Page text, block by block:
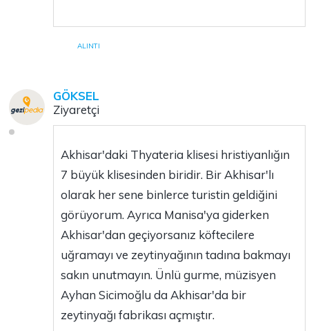
ALINTI
GÖKSEL
Ziyaretçi
Akhisar'daki Thyateria klisesi hristiyanlığın
7 büyük klisesinden biridir. Bir Akhisar'lı
olarak her sene binlerce turistin geldiğini
görüyorum. Ayrıca Manisa'ya giderken
Akhisar'dan geçiyorsanız köftecilere
uğramayı ve zeytinyağının tadına bakmayı
sakın unutmayın. Ünlü gurme, müzisyen
Ayhan Sicimoğlu da Akhisar'da bir
zeytinyağı fabrikası açmıştır.